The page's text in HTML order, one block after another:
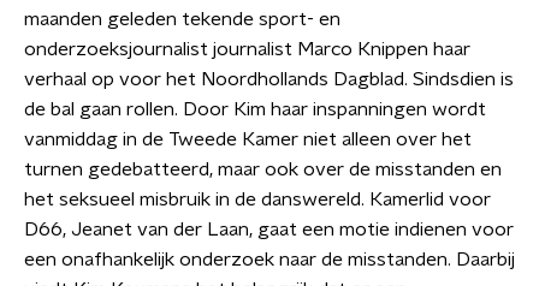
maanden geleden tekende sport- en
onderzoeksjournalist journalist Marco Knippen haar
verhaal op voor het Noordhollands Dagblad. Sindsdien is
de bal gaan rollen. Door Kim haar inspanningen wordt
vanmiddag in de Tweede Kamer niet alleen over het
turnen gedebatteerd, maar ook over de misstanden en
het seksueel misbruik in de danswereld. Kamerlid voor
D66, Jeanet van der Laan, gaat een motie indienen voor
een onafhankelijk onderzoek naar de misstanden. Daarbij